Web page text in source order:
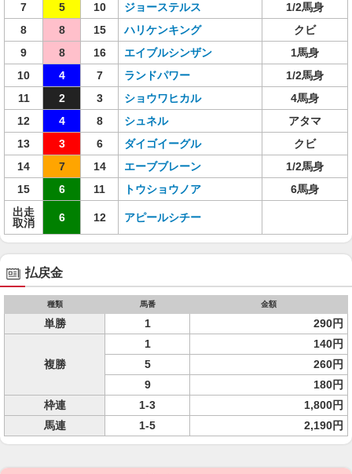
7
5 10 ジョーステルス
1/2馬身
8
8 15 ハリケンキング
クビ
9
8 16 エイブルシンザン
1馬身
10
4 7 ランドパワー
1/2馬身
11
2 3 ショウワヒカル
4馬身
12
4 8 シュネル
アタマ
13
3 6 ダイゴイーグル
クビ
14
7 14 エーブブレーン
1/2馬身
15
6 11 トウショウノア
6馬身
出走
取消
6 12 アピールシチー
払戻金
種類 馬番 金額
単勝 1 290円
複勝
1
140円
5
260円
9
180円
枠連
1-3
1,800円
馬連
1-5 2,190円